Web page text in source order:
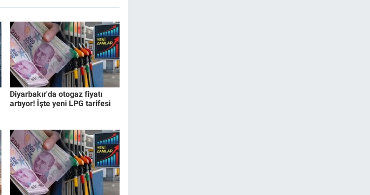
Diyarbakır'da otogaz fiyatı
artıyor! İşte yeni LPG tarifesi